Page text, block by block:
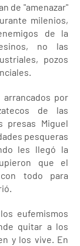
de "amenazar"
milenios,
de la
no las
pozos
por
de las
presas Miguel
pesqueras
les llegó la
que el
todo para
eufemismos
quitar a los
y los vive. En